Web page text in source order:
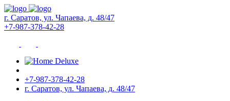
г. Саратов, ул. Чапаева, д. 48/47
+7-987-378-42-28
+7-987-378-42-28
г. Саратов, ул. Чапаева, д. 48/47